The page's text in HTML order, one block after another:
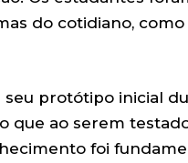
do cotidiano,
seu protótipo inicial
que ao serem
foi